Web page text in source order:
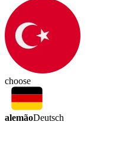
choose
alemãoDeutsch